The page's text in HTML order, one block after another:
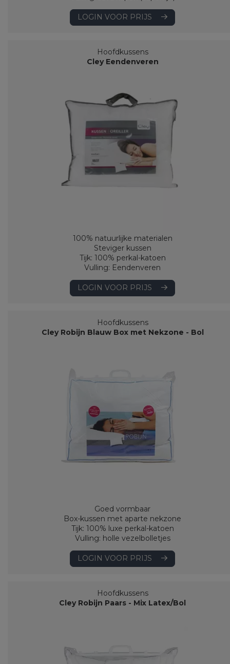
LOGIN VOOR PRIJS
Hoofdkussens
Cley Eendenveren
100% natuurlijke materialen
Steviger kussen
Tijk: 100% perkal-katoen
Vulling: Eendenveren
LOGIN VOOR PRIJS
Hoofdkussens
Cley Robijn Blauw Box met Nekzone - Bol
Goed vormbaar
Box-kussen met aparte nekzone
Tijk: 100% luxe perkal-katoen
Vulling: holle vezelbolletjes
LOGIN VOOR PRIJS
Hoofdkussens
Cley Robijn Paars - Mix Latex/Bol